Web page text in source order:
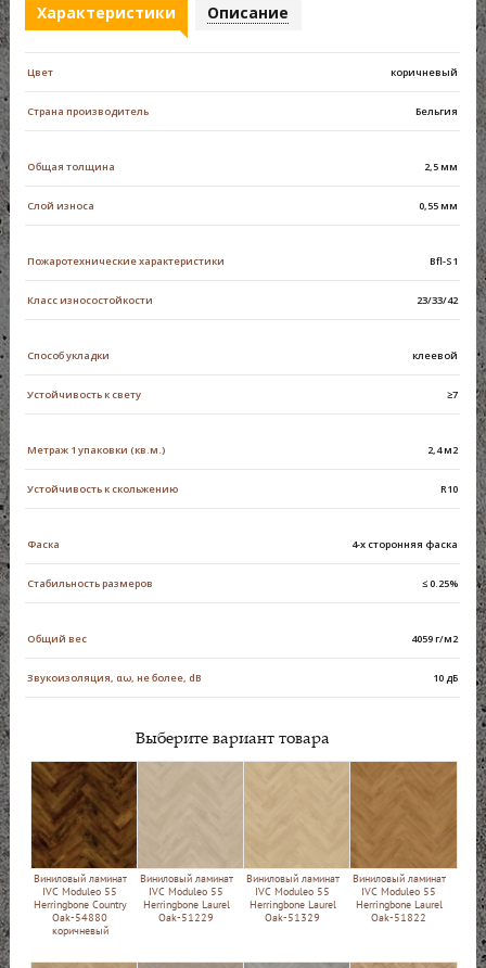
Характеристики Описание
Цвет коричневый
Страна производитель Бельгия
Общая толщина 2,5 мм
Слой износа 0,55 мм
Пожаротехнические характеристики Bfl-S1
Класс износостойкости 23/33/42
Способ укладки клеевой
Устойчивость к свету ≥7
Метраж 1 упаковки (кв.м.) 2,4 м2
Устойчивость к скольжению R10
Фаска 4-х сторонняя фаска
Стабильность размеров ≤ 0.25%
Общий вес 4059 г/м2
Звукоизоляция, αω, не более, dB 10 дБ
Выберите вариант товара
Виниловый ламинат
IVC Moduleo 55
Herringbone Country
Oak-54880
коричневый
Виниловый ламинат
IVC Moduleo 55
Herringbone Laurel
Oak-51229
Виниловый ламинат
IVC Moduleo 55
Herringbone Laurel
Oak-51329
Виниловый ламинат
IVC Moduleo 55
Herringbone Laurel
Oak-51822